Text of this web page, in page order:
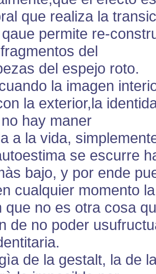
que realiza la
permite re-
del
del espejo roto.
la imagen
la exterior,la
hay maner
a la vida,
se escurre
bajo, y por ende
cualquier momento la
que no es otra cosa
de no poder
de la gestalt, la de